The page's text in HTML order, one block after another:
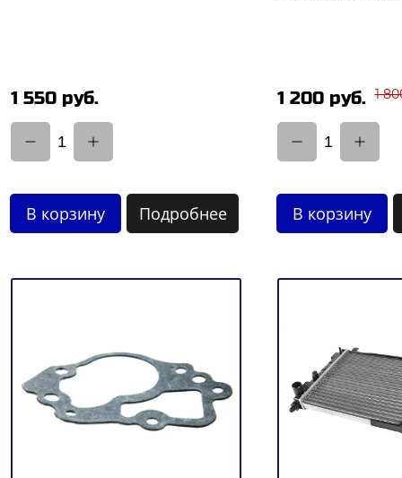
1 550 руб.
1
В корзину Подробнее
1 200 руб. 1
1
В корзину